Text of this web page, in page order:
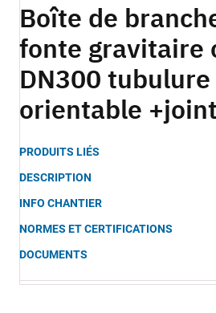
the
end
of
the
images
gallery
to
the
beginning
of
the
images
gallery
Boîte de
fonte gravitaire
DN300 tubulure
orientable
PRODUITS LIÉS
DESCRIPTION
INFO CHANTIER
NORMES ET CERTIFICATIONS
DOCUMENTS